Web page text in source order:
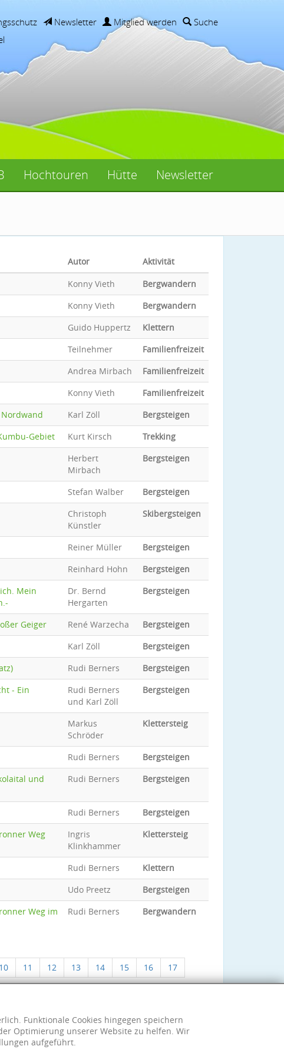
Newsletter Mitglied werden
Suche
Hochtouren Hütte Newsletter
Autor
Aktivität
Konny Vieth
Bergwandern
Konny Vieth
Bergwandern
Guido Huppertz
Klettern
Teilnehmer
Familienfreizeit
Andrea Mirbach
Familienfreizeit
Konny Vieth
Familienfreizeit
Karl Zöll
Bergsteigen
Gebiet Kurt Kirsch
Trekking
Herbert
Mirbach
Bergsteigen
Stefan Walber
Bergsteigen
Christoph
Künstler
Skibergsteigen
Reiner Müller
Bergsteigen
Reinhard Hohn
Bergsteigen
Mein
Dr. Bernd
Hergarten
Bergsteigen
Geiger René Warzecha
Bergsteigen
Karl Zöll
Bergsteigen
Rudi Berners
Bergsteigen
- Ein
Rudi Berners
und Karl Zöll
Bergsteigen
Markus
Schröder
Klettersteig
Rudi Berners
Bergsteigen
und
Rudi Berners Bergsteigen
Rudi Berners
Bergsteigen
Weg
Ingris
Klinkhammer
Klettersteig
Rudi Berners
Klettern
Udo Preetz
Bergsteigen
Weg im
Rudi Berners Bergwandern
10 11 12 13 14 15 16
17
Funktionale Cookies hingegen speichern
Optimierung unserer Website zu helfen. Wir
aufgeführt.